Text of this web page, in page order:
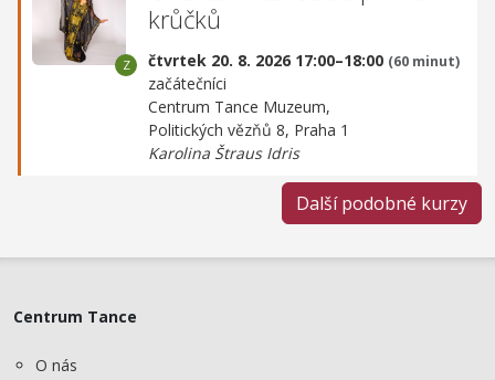
krůčků
čtvrtek 20. 8. 2026 17:00–18:00 (60 minut)
začátečníci
Centrum Tance Muzeum,
Politických vězňů 8, Praha 1
Karolina Štraus Idris
Další podobné kurzy
Centrum Tance
O nás